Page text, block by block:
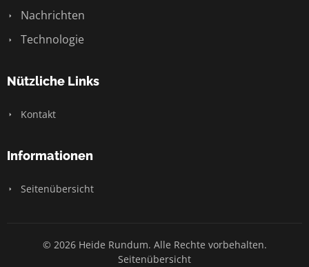
Nachrichten
Technologie
Nützliche Links
Kontakt
Informationen
Seitenübersicht
© 2026 Heide Rundum. Alle Rechte vorbehalten.
Seitenübersicht